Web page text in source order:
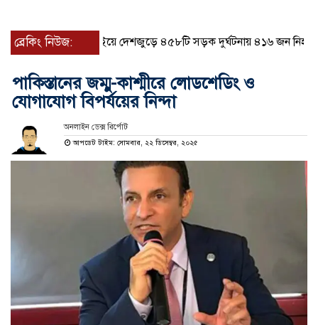
ব্রেকিং নিউজ:জুলাইয়ে দেশজুড়ে ৪৫৮টি সড়ক দুর্ঘটনায় ৪১৬ জন নিহত
পাকিস্তানের জম্মু-কাশ্মীরে লোডশেডিং ও
যোগাযোগ বিপর্যয়ের নিন্দা
অনলাইন ডেক্স রির্পোট
আপডেট টাইম: সোমবার, ২২ ডিসেম্বর, ২০২৫